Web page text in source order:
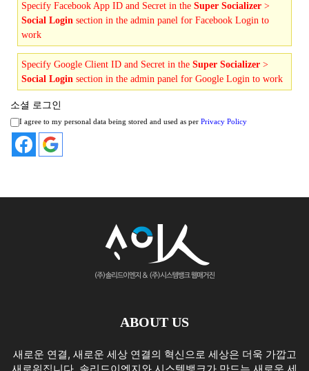
Specify Facebook App ID and Secret in the Super Socializer >
Social Login section in the admin panel for Facebook Login to
work
Specify Google Client ID and Secret in the Super Socializer >
Social Login section in the admin panel for Google Login to work
소셜 로그인
I agree to my personal data being stored and used as per Privacy Policy
ABOUT US
새로운 연결, 새로운 세상 연결의 혁신으로 세상은 더욱 가깝고